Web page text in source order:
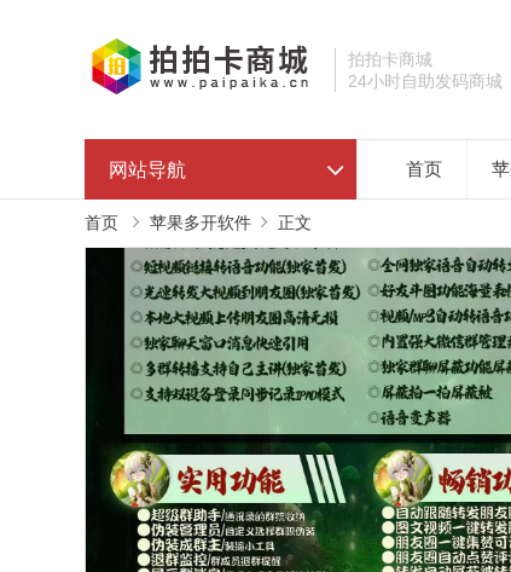
拍拍卡商城
24小时自助发码商城
网站导航 首页
首页 苹果多开软件 正文